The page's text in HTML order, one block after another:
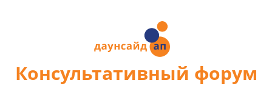
Консультативный форум